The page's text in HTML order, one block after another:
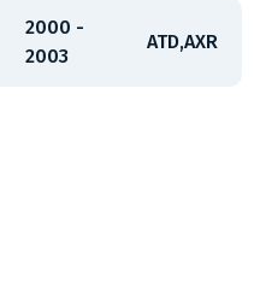
2000 -
2003
ATD,AXR